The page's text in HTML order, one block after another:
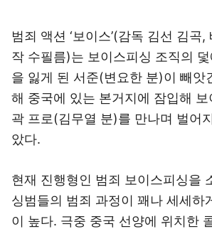
범죄 액션 ‘보이스’(감독 김선 김곡
작 수필름)는 보이스피싱 조직의
을 잃게 된 서준(변요한 분)이 빼앗
해 중국에 있는 본거지에 잠입해
곽 프로(김무열 분)를 만나며 벌어
았다.
현재 진행형인 범죄 보이스피싱을
싱범들의 범죄 과정이 꽤나 세세하
이 높다. 극중 중국 선양에 위치한